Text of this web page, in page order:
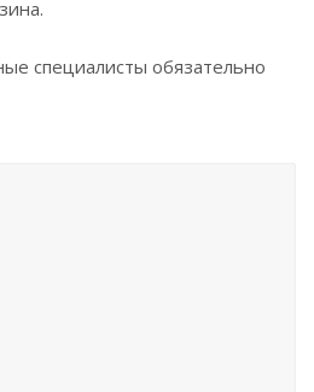
специалисты обязательно